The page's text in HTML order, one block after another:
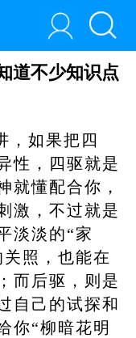
道不少知识点
，如果把四
性，四驱就是
就懂配合你，
激，不过就是
淡淡的“家
照，也能在
而后驱，则是
自己的试探和
你“柳暗花明